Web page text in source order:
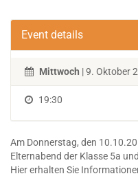
Event details
Mittwoch | 9. Oktober
19:30
Am Donnerstag, den
Elternabend der Klasse 5a
Hier erhalten Sie